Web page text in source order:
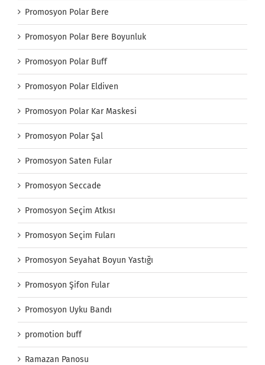
Promosyon Polar Bere
Promosyon Polar Bere Boyunluk
Promosyon Polar Buff
Promosyon Polar Eldiven
Promosyon Polar Kar Maskesi
Promosyon Polar Şal
Promosyon Saten Fular
Promosyon Seccade
Promosyon Seçim Atkısı
Promosyon Seçim Fuları
Promosyon Seyahat Boyun Yastığı
Promosyon Şifon Fular
Promosyon Uyku Bandı
promotion buff
Ramazan Panosu